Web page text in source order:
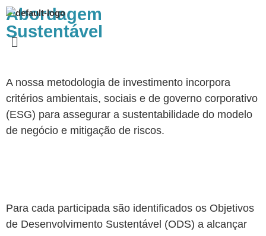
Abordagem
Sustentável
A nossa metodologia de investimento incorpora
critérios ambientais, sociais e de governo corporativo
(ESG) para assegurar a sustentabilidade do modelo
de negócio e mitigação de riscos.
Para cada participada são identificados os Objetivos
de Desenvolvimento Sustentável (ODS) a alcançar